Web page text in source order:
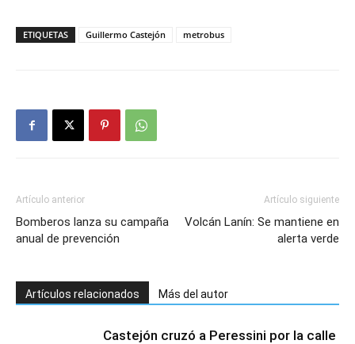
ETIQUETAS Guillermo Castejón metrobus
Artículo anterior
Bomberos lanza su campaña
anual de prevención
Artículo siguiente
Volcán Lanín: Se mantiene en
alerta verde
Artículos relacionados Más del autor
Castejón cruzó a Peressini por la calle